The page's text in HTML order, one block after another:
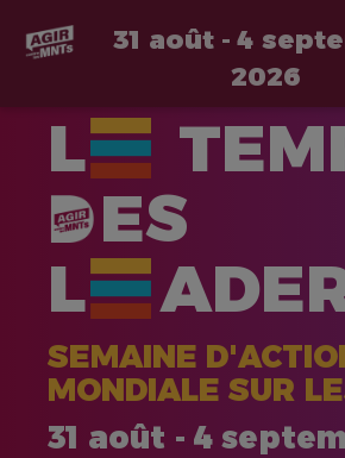
contenu
31 août - 4
2026
L
ES
L
SEMAINE
MONDIALE SUR
31 août - 4